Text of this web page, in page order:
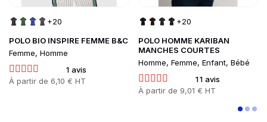
POLO BIO INSPIRE FEMME B&C
Femme, Homme
1 avis
Prix
À partir de 6,10 € HT
+20
POLO HOMME KARIBAN
MANCHES COURTES
Homme, Femme, Enfant, Bébé
11 avis
Prix
À partir de 9,01 € HT
+20